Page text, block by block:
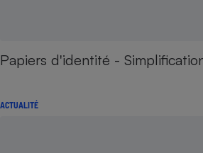
Papiers d'identité -
ACTUALITÉ